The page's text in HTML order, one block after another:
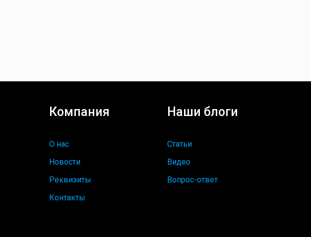
Компания
О нас
Новости
Реквизиты
Контакты
Наши блоги
Статьи
Видео
Вопрос-ответ